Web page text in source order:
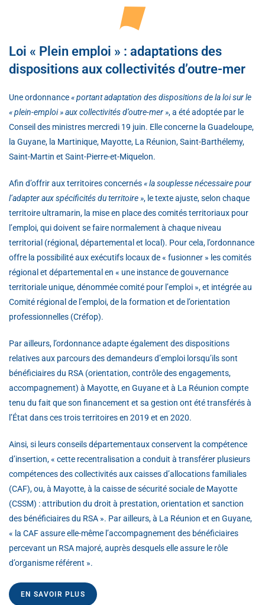
Loi « Plein emploi » : adaptations des
dispositions aux collectivités d’outre-mer
Une ordonnance« portant adaptation des dispositions de la loi sur le
« plein-emploi » aux collectivités d’outre-mer », a été adoptée par le
Conseil des ministres mercredi 19 juin. Elle concerne la Guadeloupe,
la Guyane, la Martinique, Mayotte, La Réunion, Saint-Barthélemy,
Saint-Martin et Saint-Pierre-et-Miquelon.
Afin d’offrir aux territoires concernés« la souplesse nécessaire pour
l’adapter aux spécificités du territoire », le texte ajuste, selon chaque
territoire ultramarin, la mise en place des comités territoriaux pour
l’emploi, qui doivent se faire normalement à chaque niveau
territorial (régional, départemental et local). Pour cela, l’ordonnance
offre la possibilité aux exécutifs locaux de « fusionner » les comités
régional et départemental en « une instance de gouvernance
territoriale unique, dénommée comité pour l’emploi », et intégrée au
Comité régional de l’emploi, de la formation et de l’orientation
professionnelles (Créfop).
Par ailleurs, l’ordonnance adapte également des dispositions
relatives aux parcours des demandeurs d’emploi lorsqu’ils sont
bénéficiaires du RSA (orientation, contrôle des engagements,
accompagnement) à Mayotte, en Guyane et à La Réunion compte
tenu du fait que son financement et sa gestion ont été transférés à
l’État dans ces trois territoires en 2019 et en 2020.
Ainsi, si leurs conseils départementaux conservent la compétence
d’insertion, « cette recentralisation a conduit à transférer plusieurs
compétences des collectivités aux caisses d’allocations familiales
(CAF), ou, à Mayotte, à la caisse de sécurité sociale de Mayotte
(CSSM) : attribution du droit à prestation, orientation et sanction
des bénéficiaires du RSA ». Par ailleurs, à La Réunion et en Guyane,
« la CAF assure elle-même l’accompagnement des bénéficiaires
percevant un RSA majoré, auprès desquels elle assure le rôle
d’organisme référent ».
EN SAVOIR PLUS